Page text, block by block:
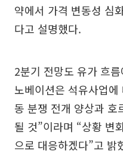
약에서 가격 변동성 심
다고 설명했다.
2분기 전망도 유가 흐
노베이션은 석유사업
동 분쟁 전개 양상과 호
될 것”이라며 “상황 변
으로 대응하겠다”고 밝